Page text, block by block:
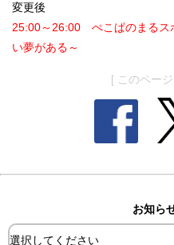
変更後
25:00～26:00 ぺこぱのまるス
い夢がある～
[ このペー
お知ら